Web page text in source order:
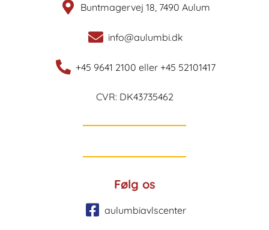
Buntmagervej 18, 7490 Aulum
info@aulumbi.dk
+45 9641 2100 eller +45 52101417
CVR: DK43735462
Følg os
aulumbiavlscenter